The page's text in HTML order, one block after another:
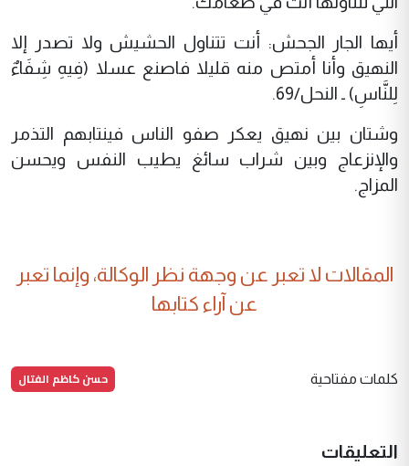
أيها الجار الجحش: أنت تتناول الحشيش ولا تصدر إلا
النهيق وأنا أمتص منه قليلا فاصنع عسلا (فِيهِ شِفَاءٌ
لِلنَّاسِ) ـ النحل/69.
وشتان بين نهيق يعكر صفو الناس فينتابهم التذمر
والإنزعاج وبين شراب سائغ يطيب النفس ويحسن
المزاج.
المقالات لا تعبر عن وجهة نظر الوكالة، وإنما تعبر
عن آراء كتابها
كلمات مفتاحية حسن كاظم الفتال
التعليقات